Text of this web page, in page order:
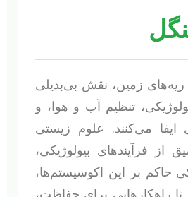
ریه‌های زمین، نقش بی‌بدیلی
تنظیم آب و هوا، و
ایفا می‌کنند. علوم زیستی
از فرآیندهای بیولوژیکی،
حاکم بر این اکوسیستم‌ها،
راهکارهایی برای حفاظت،